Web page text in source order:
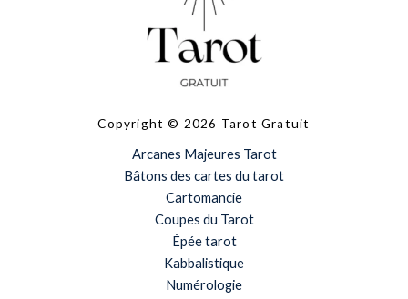
Copyright © 2026 Tarot Gratuit
Arcanes Majeures Tarot
Bâtons des cartes du tarot
Cartomancie
Coupes du Tarot
Épée tarot
Kabbalistique
Numérologie